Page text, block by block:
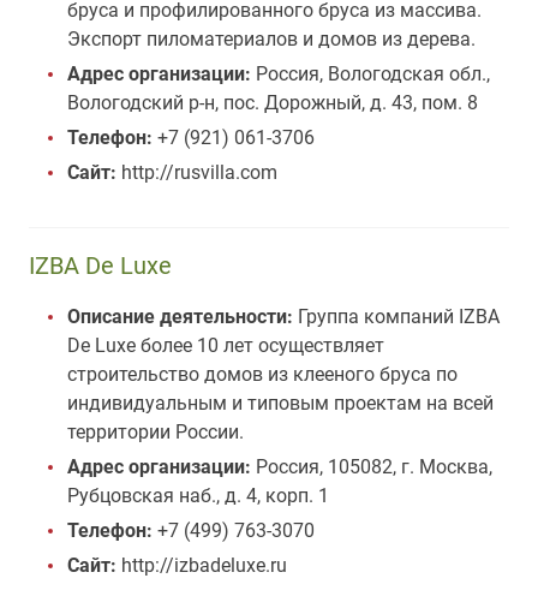
бруса и профилированного бруса из массива.
Экспорт пиломатериалов и домов из дерева.
Адрес организации: Россия, Вологодская обл.,
Вологодский р-н, пос. Дорожный, д. 43, пом. 8
Телефон: +7 (921) 061-3706
Сайт: http://rusvilla.com
IZBA De Luxe
Описание деятельности: Группа компаний IZBA
De Luxe более 10 лет осуществляет
строительство домов из клееного бруса по
индивидуальным и типовым проектам на всей
территории России.
Адрес организации: Россия, 105082, г. Москва,
Рубцовская наб., д. 4, корп. 1
Телефон: +7 (499) 763-3070
Сайт: http://izbadeluxe.ru